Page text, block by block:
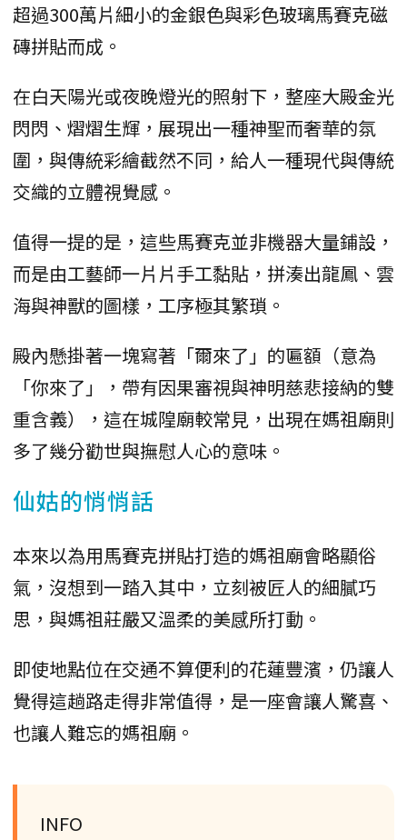
超過300萬片細小的金銀色與彩色玻璃馬賽克磁
磚拼貼而成。
在白天陽光或夜晚燈光的照射下，整座大殿金光
閃閃、熠熠生輝，展現出一種神聖而奢華的氛
圍，與傳統彩繪截然不同，給人一種現代與傳統
交織的立體視覺感。
值得一提的是，這些馬賽克並非機器大量鋪設，
而是由工藝師一片片手工黏貼，拼湊出龍鳳、雲
海與神獸的圖樣，工序極其繁瑣。
殿內懸掛著一塊寫著「爾來了」的匾額（意為
「你來了」，帶有因果審視與神明慈悲接納的雙
重含義），這在城隍廟較常見，出現在媽祖廟則
多了幾分勸世與撫慰人心的意味。
仙姑的悄悄話
本來以為用馬賽克拼貼打造的媽祖廟會略顯俗
氣，沒想到一踏入其中，立刻被匠人的細膩巧
思，與媽祖莊嚴又溫柔的美感所打動。
即使地點位在交通不算便利的花蓮豐濱，仍讓人
覺得這趟路走得非常值得，是一座會讓人驚喜、
也讓人難忘的媽祖廟。
INFO